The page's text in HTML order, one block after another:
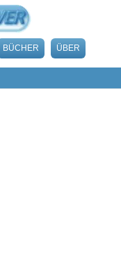
BÜCHER ÜBER